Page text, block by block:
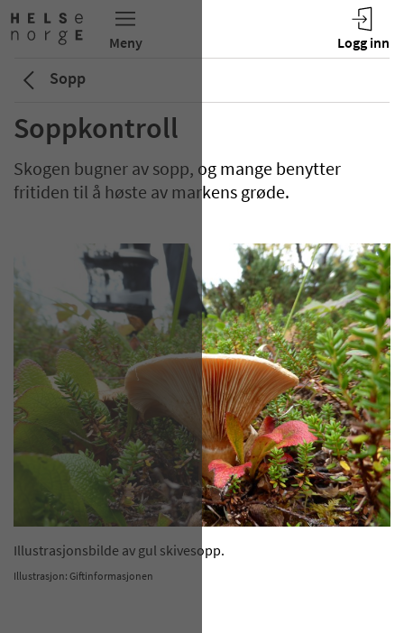
Sopp
Soppkontroll
Skogen bugner av sopp, og mange benytter
fritiden til å høste av markens grøde.
​Illustrasjonsbilde av gul skivesopp.
Illustrasjon: Giftinformasjonen